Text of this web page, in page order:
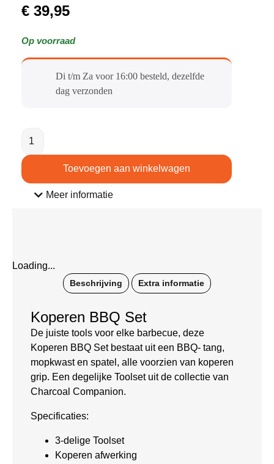
€ 39,95
Op voorraad
Di t/m Za voor 16:00 besteld, dezelfde
dag verzonden​
Toevoegen aan winkelwagen
Meer informatie
Loading...
Beschrijving Extra informatie
Koperen BBQ Set
De juiste tools voor elke barbecue, deze
Koperen BBQ Set bestaat uit een BBQ- tang,
mopkwast en spatel, alle voorzien van koperen
grip. Een degelijke Toolset uit de collectie van
Charcoal Companion.
Specificaties:
3-delige Toolset
Koperen afwerking